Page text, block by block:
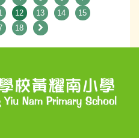
12 13 14
15
18